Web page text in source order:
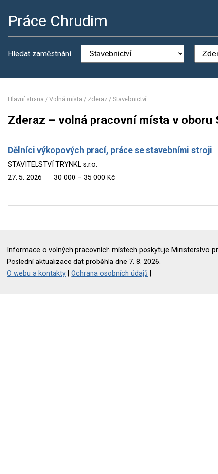
Práce Chrudim
Hledat zaměstnání
Hlavní strana / Volná místa / Zderaz / Stavebnictví
Zderaz – volná pracovní místa v oboru
Dělníci výkopových prací, práce se stavebními stroji
STAVITELSTVÍ TRYNKL s.r.o.
27. 5. 2026
· 30 000 – 35 000 Kč
Informace o volných pracovních místech poskytuje Ministerstvo
Poslední aktualizace dat proběhla dne 7. 8. 2026.
O webu a kontakty |Ochrana osobních údajů